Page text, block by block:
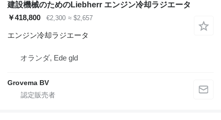
建設機械のためのLiebherr エンジン冷却ラジエータ
￥418,800
€2,300 ≈ $2,657
エンジン冷却ラジエータ
オランダ, Ede gld
Grovema BV